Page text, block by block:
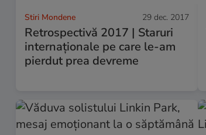
Stiri Mondene 29 dec. 2017
Retrospectivă 2017 | Staruri
internaționale pe care le-am
pierdut prea devreme